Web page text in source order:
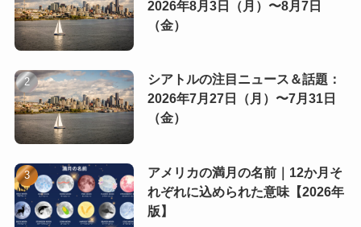
2026年8月3日（月）〜8月7日
（金）
シアトルの注目ニュース＆話題：
2026年7月27日（月）〜7月31日
（金）
アメリカの満月の名前｜12か月そ
れぞれに込められた意味【2026年
版】